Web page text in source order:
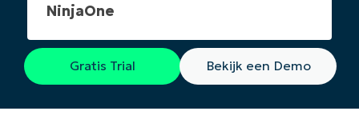
NinjaOne
Gratis Trial Bekijk een Demo